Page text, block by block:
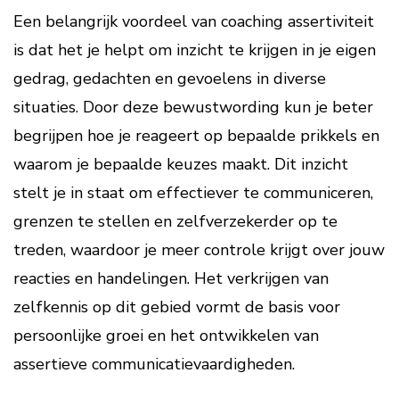
Een belangrijk voordeel van coaching assertiviteit
is dat het je helpt om inzicht te krijgen in je eigen
gedrag, gedachten en gevoelens in diverse
situaties. Door deze bewustwording kun je beter
begrijpen hoe je reageert op bepaalde prikkels en
waarom je bepaalde keuzes maakt. Dit inzicht
stelt je in staat om effectiever te communiceren,
grenzen te stellen en zelfverzekerder op te
treden, waardoor je meer controle krijgt over jouw
reacties en handelingen. Het verkrijgen van
zelfkennis op dit gebied vormt de basis voor
persoonlijke groei en het ontwikkelen van
assertieve communicatievaardigheden.